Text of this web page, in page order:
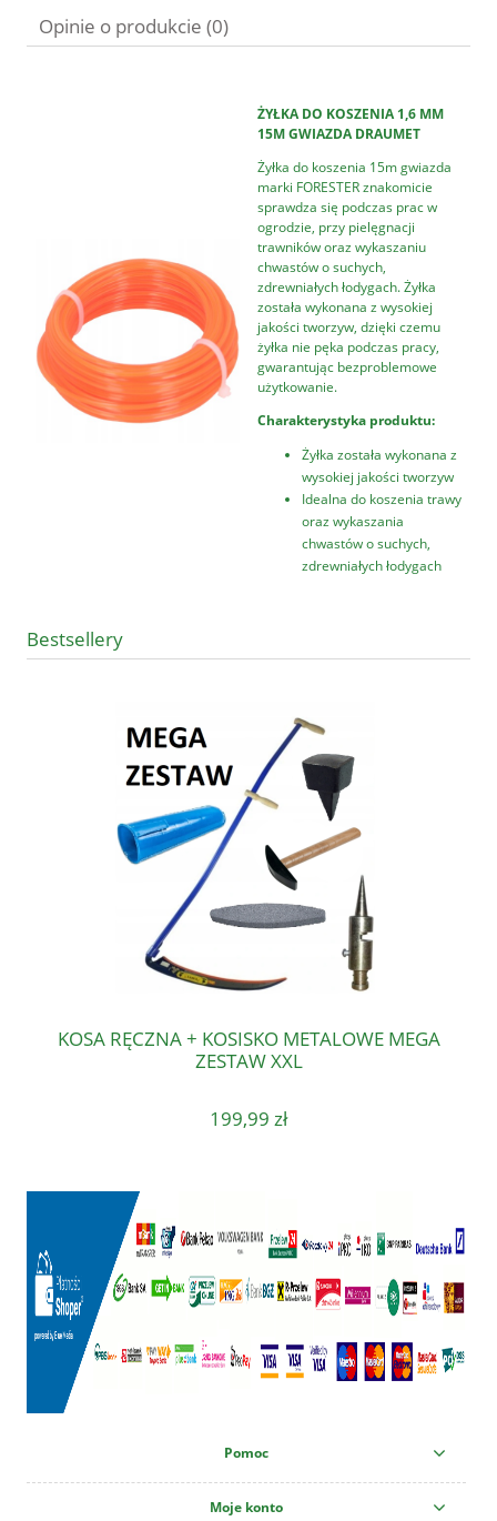
Opinie o produkcie (0)
ŻYŁKA DO KOSZENIA 1,6 MM
15M GWIAZDA DRAUMET
Żyłka do koszenia 15m gwiazda
marki FORESTER znakomicie
sprawdza się podczas prac w
ogrodzie, przy pielęgnacji
trawników oraz wykaszaniu
chwastów o suchych,
zdrewniałych łodygach. Żyłka
została wykonana z wysokiej
jakości tworzyw, dzięki czemu
żyłka nie pęka podczas pracy,
gwarantując bezproblemowe
użytkowanie.
Charakterystyka produktu:
Żyłka została wykonana z
wysokiej jakości tworzyw
Idealna do koszenia trawy
oraz wykaszania
chwastów o suchych,
zdrewniałych łodygach
Bestsellery
KOSA RĘCZNA + KOSISKO METALOWE MEGA
ZESTAW XXL
199,99 zł
Pomoc
Moje konto